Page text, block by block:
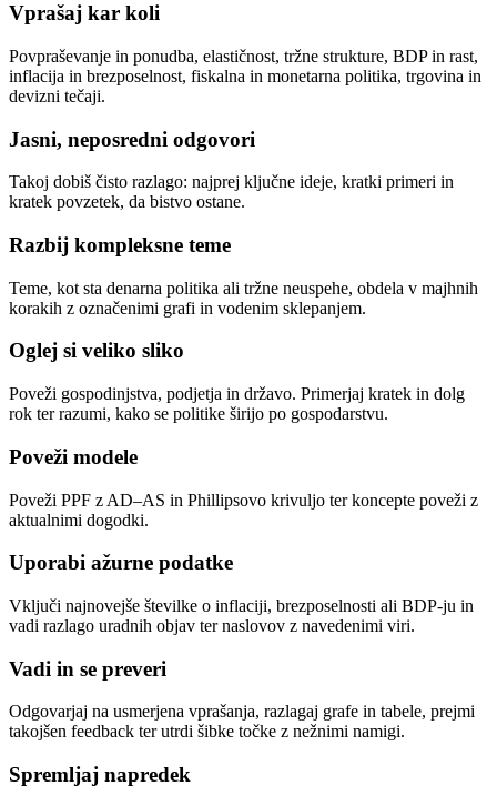
Vprašaj kar koli
Povpraševanje in ponudba, elastičnost, tržne strukture, BDP in rast,
inflacija in brezposelnost, fiskalna in monetarna politika, trgovina in
devizni tečaji.
Jasni, neposredni odgovori
Takoj dobiš čisto razlago: najprej ključne ideje, kratki primeri in
kratek povzetek, da bistvo ostane.
Razbij kompleksne teme
Teme, kot sta denarna politika ali tržne neuspehe, obdela v majhnih
korakih z označenimi grafi in vodenim sklepanjem.
Oglej si veliko sliko
Poveži gospodinjstva, podjetja in državo. Primerjaj kratek in dolg
rok ter razumi, kako se politike širijo po gospodarstvu.
Poveži modele
Poveži PPF z AD–AS in Phillipsovo krivuljo ter koncepte poveži z
aktualnimi dogodki.
Uporabi ažurne podatke
Vključi najnovejše številke o inflaciji, brezposelnosti ali BDP-ju in
vadi razlago uradnih objav ter naslovov z navedenimi viri.
Vadi in se preveri
Odgovarjaj na usmerjena vprašanja, razlagaj grafe in tabele, prejmi
takojšen feedback ter utrdi šibke točke z nežnimi namigi.
Spremljaj napredek